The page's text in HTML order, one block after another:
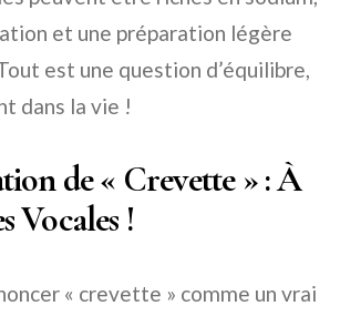
et une préparation légère
est une question d’équilibre,
dans la vie !
de « Crevette » : À
Vocales !
« crevette » comme un vrai